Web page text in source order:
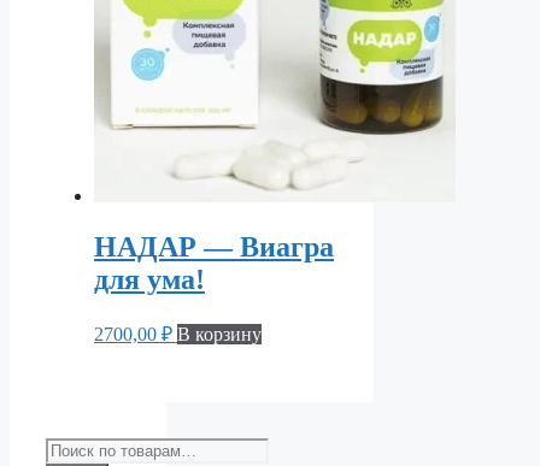
НАДАР — Виагра
для ума!
2700,00 ₽ В корзину
Искать: